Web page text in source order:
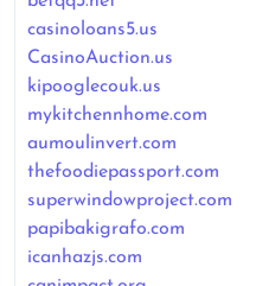
casinoloans5.us
CasinoAuction.us
kipooglecouk.us
mykitchennhome.com
aumoulinvert.com
thefoodiepassport.com
superwindowproject.com
papibakigrafo.com
icanhazjs.com